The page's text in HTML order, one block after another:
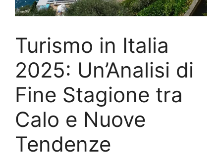
Turismo in Italia
2025: Un’Analisi di
Fine Stagione tra
Calo e Nuove
Tendenze